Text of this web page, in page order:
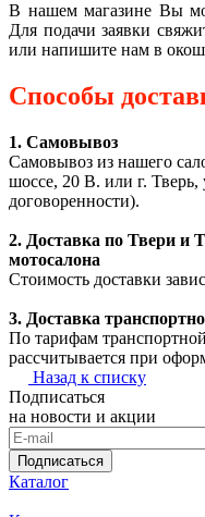
В нашем магазине Вы
Для подачи заявки
или напишите нам в
Способы
1. Самовывоз
Самовывоз из нашего
шоссе, 20 В. или г.
договоренности).
2. Доставка по Твери и
мотосалона
Стоимость доставки
3. Доставка
По тарифам
рассчитывается при
Назад к списку
Подписаться
на новости и акции
Подписаться
Каталог